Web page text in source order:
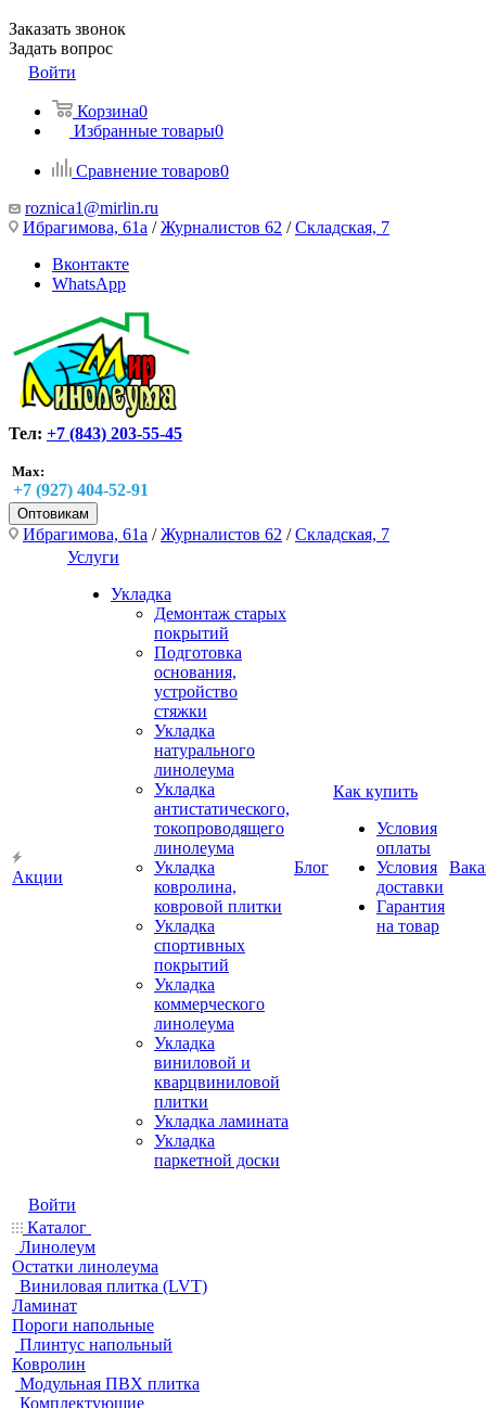
Заказать звонок
Задать вопрос
Войти
Корзина0
Избранные товары0
Сравнение товаров0
roznica1@mirlin.ru
Ибрагимова, 61а /Журналистов 62 /Складская, 7
Вконтакте
WhatsApp
Тел: +7 (843) 203-55-45
Max:
+7 (927) 404-52-91
Оптовикам
Ибрагимова, 61а /Журналистов 62 /Складская, 7
Акции
Услуги
Укладка
Демонтаж старых
покрытий
Подготовка
основания,
устройство
стяжки
Укладка
натурального
линолеума
Укладка
антистатического,
токопроводящего
линолеума
Укладка
ковролина,
ковровой плитки
Укладка
спортивных
покрытий
Укладка
коммерческого
линолеума
Укладка
виниловой и
кварцвиниловой
плитки
Укладка ламината
Укладка
паркетной доски
Блог
Как купить
Условия
оплаты
Условия
доставки
Гарантия
на товар
Войти
Каталог
Линолеум
Остатки линолеума
Виниловая плитка (LVT)
Ламинат
Пороги напольные
Плинтус напольный
Ковролин
Модульная ПВХ плитка
Комплектующие